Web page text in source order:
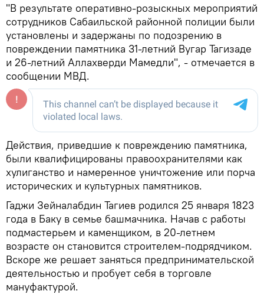
"В результате оперативно-розыскных мероприятий
сотрудников Сабаильской районной полиции были
установлены и задержаны по подозрению в
повреждении памятника 31-летний Вугар Тагизаде
и 26-летний Аллахверди Мамедли", - отмечается в
сообщении МВД.
Действия, приведшие к повреждению памятника,
были квалифицированы правоохранителями как
хулиганство и намеренное уничтожение или порча
исторических и культурных памятников.
Гаджи Зейналабдин Тагиев родился 25 января 1823
года в Баку в семье башмачника. Начав с работы
подмастерьем и каменщиком, в 20-летнем
возрасте он становится строителем-подрядчиком.
Вскоре же решает заняться предпринимательской
деятельностью и пробует себя в торговле
мануфактурой.